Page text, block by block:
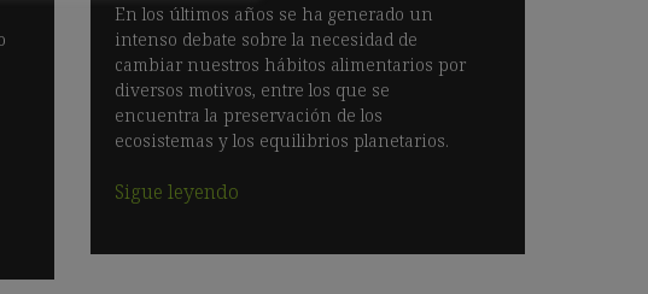
En los últimos años se ha generado un
intenso debate sobre la necesidad de
cambiar nuestros hábitos alimentarios por
diversos motivos, entre los que se
encuentra la preservación de los
ecosistemas y los equilibrios planetarios.
Sigue leyendo